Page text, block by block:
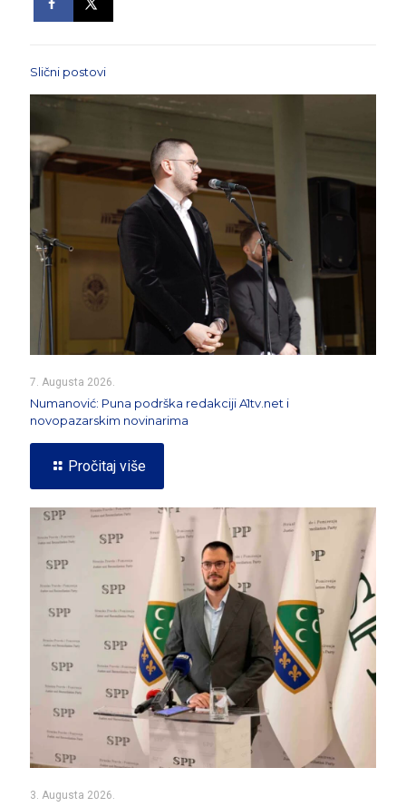
Slični postovi
7. Augusta 2026.
Numanović: Puna podrška redakciji A1tv.net i
novopazarskim novinarima
Pročitaj više
3. Augusta 2026.